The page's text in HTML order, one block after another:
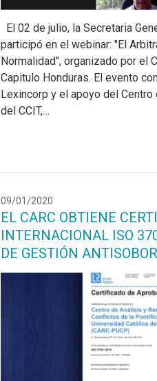
El 02 de julio, la Secretaria
participó en el webinar: "El
Normalidad", organizado por el
Capitulo Honduras. El evento
Lexincorp y el apoyo del
del CCIT,…
09/01/2020
EL CARC OBTIENE
INTERNACIONAL ISO
DE GESTIÓN